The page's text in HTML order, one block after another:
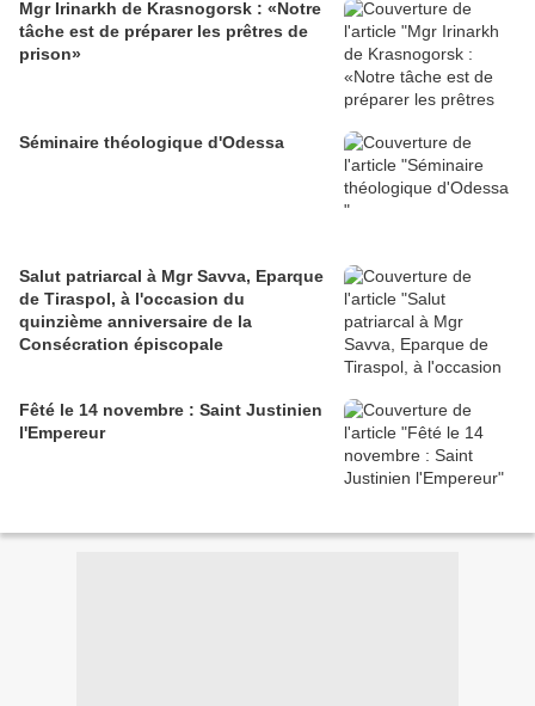
Mgr Irinarkh de Krasnogorsk : «Notre
tâche est de préparer les prêtres de
prison»
Séminaire théologique d'Odessa
Salut patriarcal à Mgr Savva, Eparque
de Tiraspol, à l'occasion du
quinzième anniversaire de la
Consécration épiscopale
Fêté le 14 novembre : Saint Justinien
l'Empereur